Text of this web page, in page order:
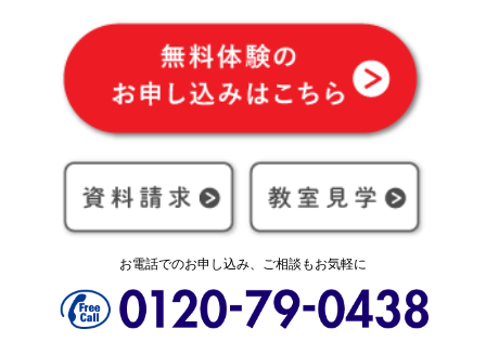
お電話でのお申し込み、ご相談もお気軽に